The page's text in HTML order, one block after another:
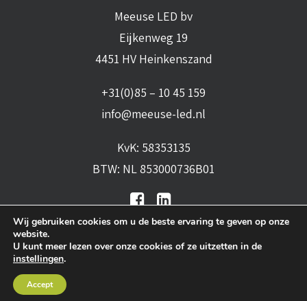
Meeuse LED bv
Eijkenweg 19
4451 HV Heinkenszand
+31(0)85 – 10 45 159
info@meeuse-led.nl
KvK: 58353135
BTW: NL 853000736B01
leveringsvoorwaarden
Wij gebruiken cookies om u de beste ervaring te geven op onze
website.
U kunt meer lezen over onze cookies of ze uitzetten in de
instellingen.
Accept